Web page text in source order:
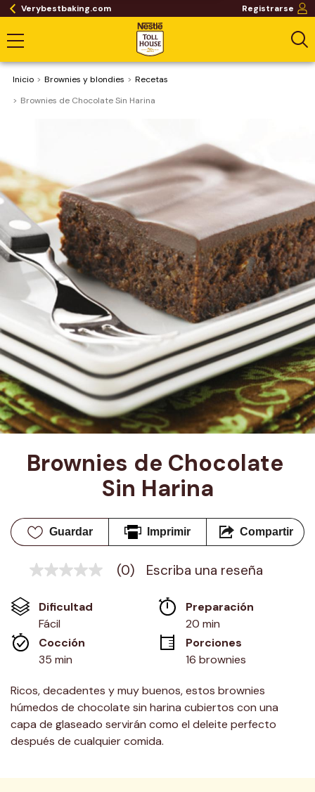
Verybestbaking.com Registrarse
Inicio Brownies y blondies
Recetas
Brownies de Chocolate Sin Harina
Brownies de Chocolate
Sin Harina
Guardar Imprimir Compartir
Sin
en
misma
página.
(0) Escriba una reseña
Dificultad
Fácil
Preparación
20 min
Cocción
35 min
Porciones
16 brownies
Ricos, decadentes y muy buenos, estos brownies
húmedos de chocolate sin harina cubiertos con una
capa de glaseado servirán como el deleite perfecto
después de cualquier comida.